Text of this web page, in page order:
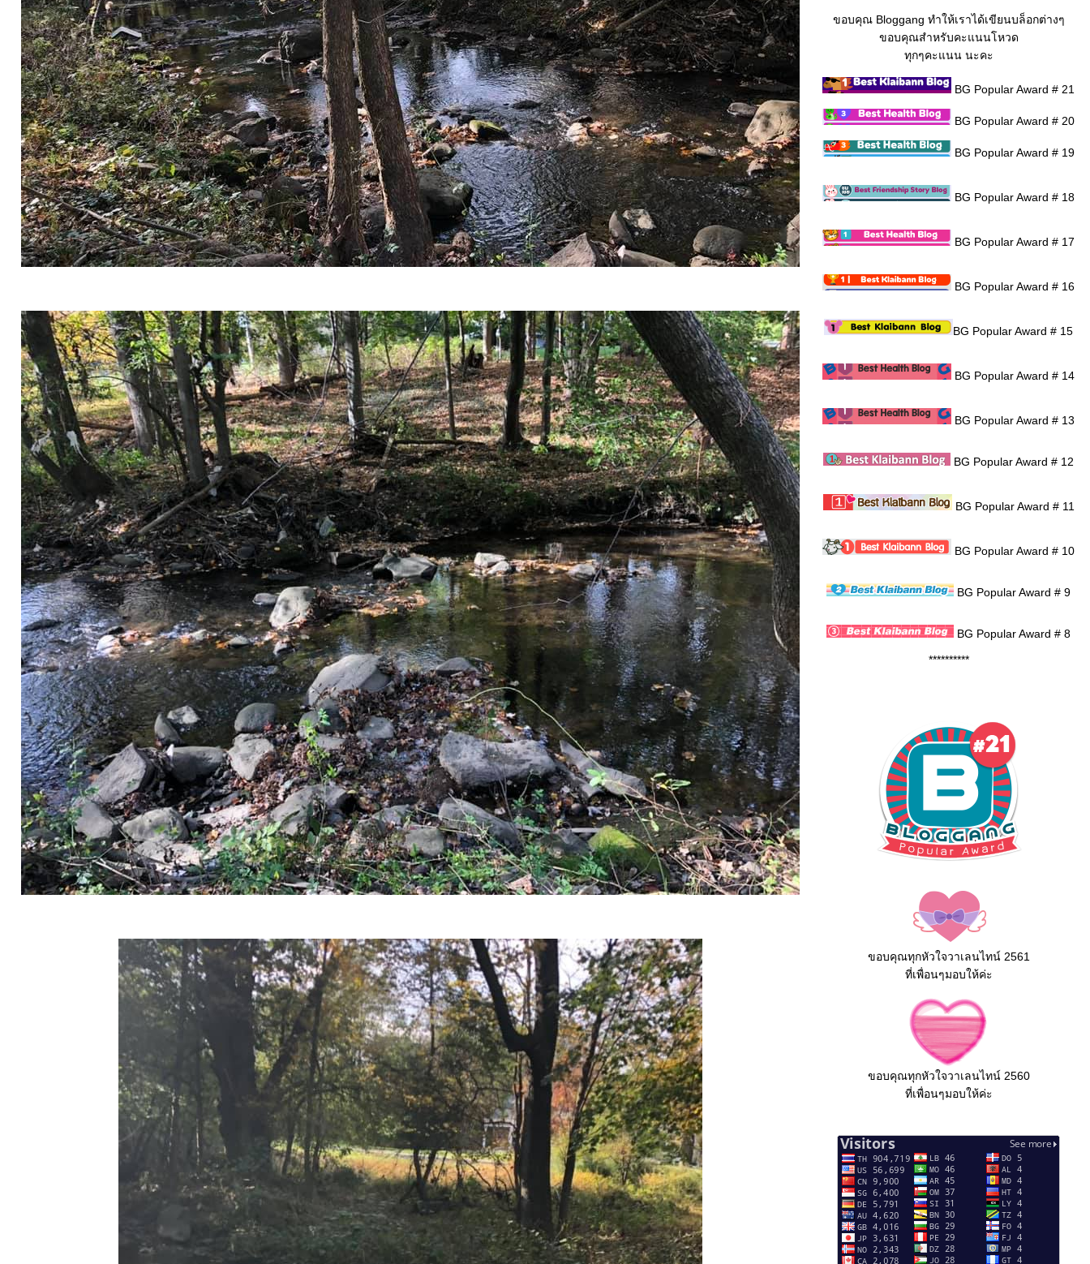
ขอบคุณ Bloggang ทำให้เราได้เขียนบล็อกต่างๆ
ขอบคุณสำหรับคะแนนโหวด
ทุกๆคะแนน นะคะ
BG Popular Award # 21
BG Popular Award # 20
BG Popular Award # 19
BG Popular Award # 18
BG Popular Award # 17
BG Popular Award # 16
BG Popular Award # 15
BG Popular Award # 14
BG Popular Award # 13
BG Popular Award # 12
BG Popular Award # 11
BG Popular Award # 10
BG Popular Award # 9
BG Popular Award # 8
**********
ขอบคุณทุกหัวใจวาเลนไทน์ 2561
ที่เพื่อนๆมอบให้ค่ะ
ขอบคุณทุกหัวใจวาเลนไทน์ 2560
ที่เพื่อนๆมอบให้ค่ะ